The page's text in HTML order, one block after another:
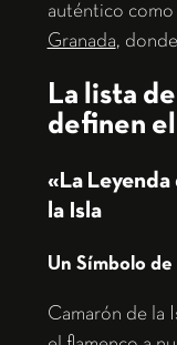
auténtico
Granada,
La lista
definen
«La
la Isla
Un Símbolo
Camarón de la